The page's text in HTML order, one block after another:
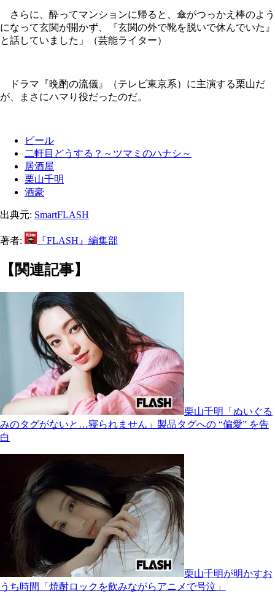
さらに、酔ってマンションに帰ると、傘がつっかえ棒のよう
になって玄関が開かず、『玄関の外で靴を脱いで休んでいた』
と話していました」（芸能ライター）
ドラマ『晩酌の流儀』（テレビ東京系）に主演する栗山だ
が、まさにハマり役だったのだ。
ビール
二軒目どうする？～ツマミのハナシ～
居酒屋
栗山千明
酒豪
出典元: SmartFLASH
著者: 『FLASH』編集部
【関連記事】
栗山千明「ぬいぐる
みのタグがないと…寝られません」製品タグへの “偏愛” を告
白
栗山千明が明かすお
うち時間「焼酎ロックを飲みながらアニメで号泣」